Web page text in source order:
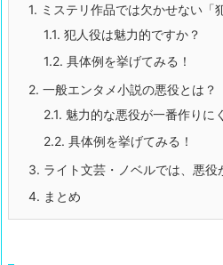
1. ミステリ作品では欠かせない「
1.1. 犯人役は魅力的ですか？
1.2. 具体例を挙げてみる！
2. 一般エンタメ小説の悪役とは？
2.1. 魅力的な悪役が一番作りに
2.2. 具体例を挙げてみる！
3. ライト文芸・ノベルでは、悪役
4. まとめ